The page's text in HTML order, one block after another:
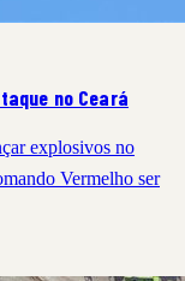
no Ceará
explosivos no
Vermelho ser